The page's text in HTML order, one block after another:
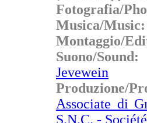
Fotografia/
Musica/
Montaggio/
Suono/
Jevewein
Produzione/
Associate di
S.N.C. -